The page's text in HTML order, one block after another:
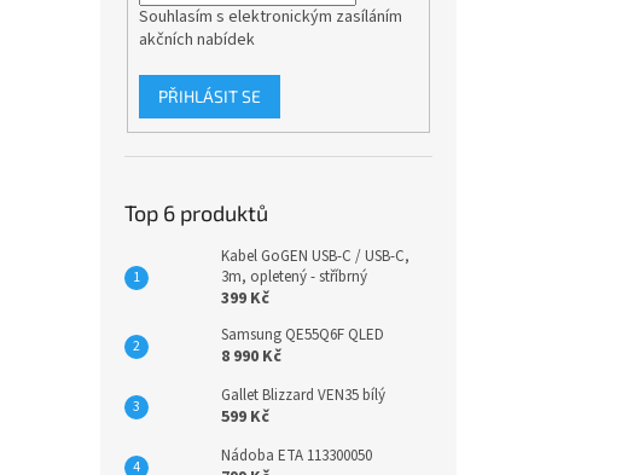
Souhlasím s elektronickým zasíláním
akčních nabídek
PŘIHLÁSIT SE
Top 6 produktů
Kabel GoGEN USB-C / USB-C,
3m, opletený - stříbrný
399 Kč
Samsung QE55Q6F QLED
8 990 Kč
Gallet Blizzard VEN35 bílý
599 Kč
Nádoba ETA 113300050